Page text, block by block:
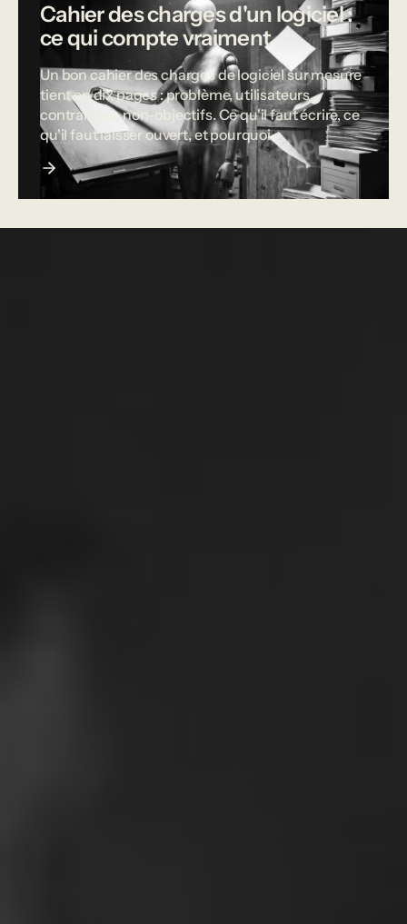
Cahier des charges d'un logiciel :
ce qui compte vraiment
Un bon cahier des charges de logiciel sur mesure
tient en dix pages : problème, utilisateurs,
contraintes, non-objectifs. Ce qu'il faut écrire, ce
qu'il faut laisser ouvert, et pourquoi.